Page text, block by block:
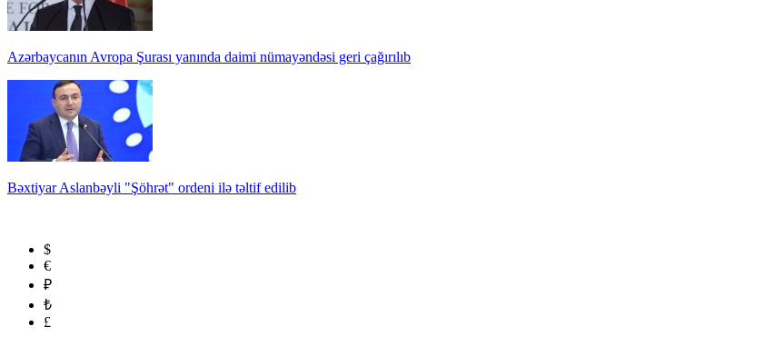
Azərbaycanın Avropa Şurası yanında daimi nümayəndəsi geri çağırılıb
Bəxtiyar Aslanbəyli "Şöhrət" ordeni ilə təltif edilib
$
€
₽
₺
£